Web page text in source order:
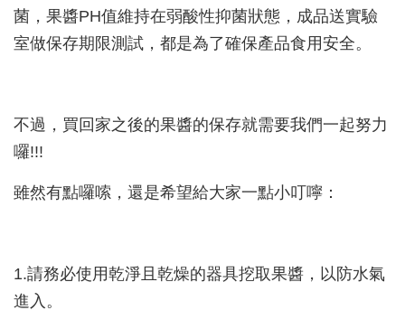
菌，果醬PH值維持在弱酸性抑菌狀態，成品送實驗
室做保存期限測試，都是為了確保產品食用安全。
不過，買回家之後的果醬的保存就需要我們一起努力
囉!!!
雖然有點囉嗦，還是希望給大家一點小叮嚀：
1.請務必使用乾淨且乾燥的器具挖取果醬，以防水氣
進入。